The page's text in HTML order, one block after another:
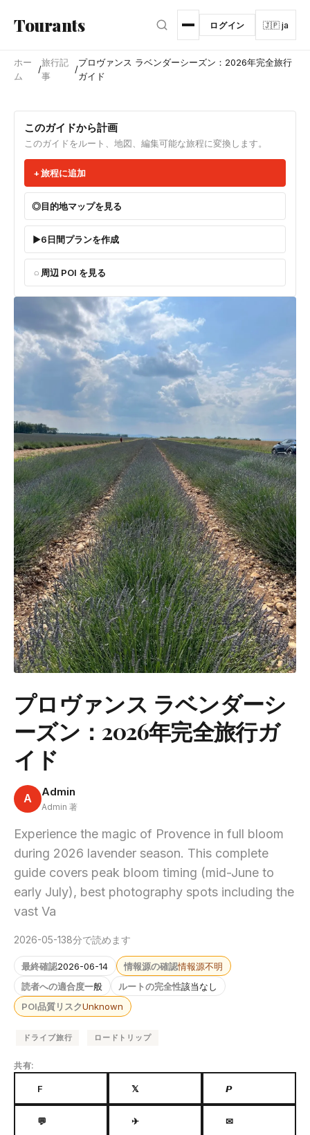
Tourants ログイン 🇯🇵 ja
ホー
ム
/
旅行記
事
/
プロヴァンス ラベンダーシーズン：2026年完全旅行
ガイド
このガイドから計画
このガイドをルート、地図、編集可能な旅程に変換します。
旅程に追加
目的地マップを見る
6日間プランを作成
周辺 POI を見る
プロヴァンス ラベンダーシ
ーズン：2026年完全旅行ガ
イド
A Admin
Admin 著
Experience the magic of Provence in full bloom
during 2026 lavender season. This complete
guide covers peak bloom timing (mid-June to
early July), best photography spots including the
vast Va
2026-05-138分で読めます
最終確認2026-06-14 情報源の確認情報源不明
読者への適合度一般 ルートの完全性該当なし
POI品質リスクUnknown
ドライブ旅行 ロードトリップ
共有:
F 𝕏 𝙋
💬 ✈ ✉